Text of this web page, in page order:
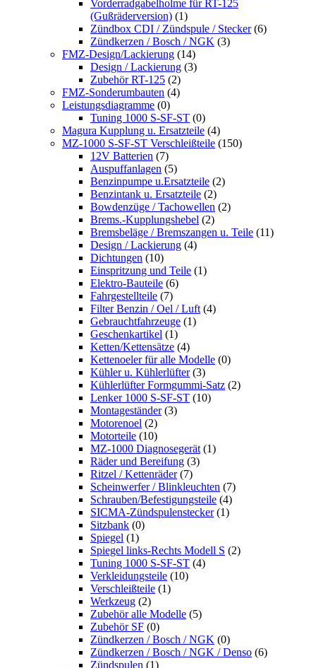
Vorderradgabelholme für RT-125
(Gußräderversion) (1)
Zündbox CDI / Zündspule / Stecker (6)
Zündkerzen / Bosch / NGK (3)
FMZ-Design/Lackierung (14)
Design / Lackierung (3)
Zubehör RT-125 (2)
FMZ-Sonderumbauten (4)
Leistungsdiagramme (0)
Tuning 1000 S-SF-ST (0)
Magura Kupplung u. Ersatzteile (4)
MZ-1000 S-SF-ST Verschleißteile (150)
12V Batterien (7)
Auspuffanlagen (5)
Benzinpumpe u.Ersatzteile (2)
Benzintank u. Ersatzteile (2)
Bowdenzüge / Tachowellen (2)
Brems.-Kupplungshebel (2)
Bremsbeläge / Bremszangen u. Teile (11)
Design / Lackierung (4)
Dichtungen (10)
Einspritzung und Teile (1)
Elektro-Bauteile (6)
Fahrgestellteile (7)
Filter Benzin / Oel / Luft (4)
Gebrauchtfahrzeuge (1)
Geschenkartikel (1)
Ketten/Kettensätze (4)
Kettenoeler für alle Modelle (0)
Kühler u. Kühlerlüfter (3)
Kühlerlüfter Formgummi-Satz (2)
Lenker 1000 S-SF-ST (10)
Montageständer (3)
Motorenoel (2)
Motorteile (10)
MZ-1000 Diagnosegerät (1)
Räder und Bereifung (3)
Ritzel / Kettenräder (7)
Scheinwerfer / Blinkleuchten (7)
Schrauben/Befestigungsteile (4)
SICMA-Zündspulenstecker (1)
Sitzbank (0)
Spiegel (1)
Spiegel links-Rechts Modell S (2)
Tuning 1000 S-SF-ST (4)
Verkleidungsteile (10)
Verschleißteile (1)
Werkzeug (2)
Zubehör alle Modelle (5)
Zubehör SF (0)
Zündkerzen / Bosch / NGK (0)
Zündkerzen / Bosch / NGK / Denso (6)
Zündspulen (1)